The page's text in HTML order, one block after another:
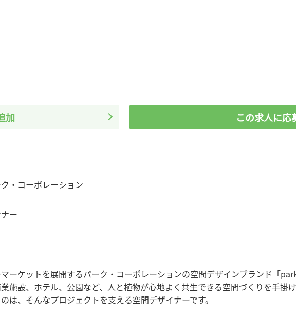
加 この求人に応
・コーポレーション
ー
ーケットを展開するパーク・コーポレーションの空間デザインブランド「
施設、ホテル、公園など、人と植物が心地よく共生できる空間づくりを手掛け
は、そんなプロジェクトを支える空間デザイナーです。